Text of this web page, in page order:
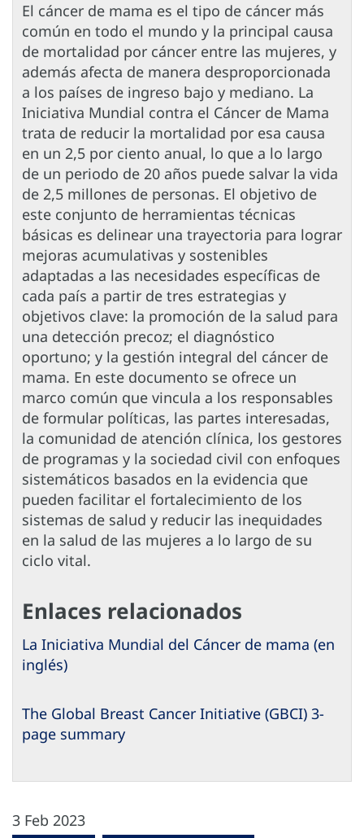
El cáncer de mama es el tipo de cáncer más
común en todo el mundo y la principal causa
de mortalidad por cáncer entre las mujeres, y
además afecta de manera desproporcionada
a los países de ingreso bajo y mediano. La
Iniciativa Mundial contra el Cáncer de Mama
trata de reducir la mortalidad por esa causa
en un 2,5 por ciento anual, lo que a lo largo
de un periodo de 20 años puede salvar la vida
de 2,5 millones de personas. El objetivo de
este conjunto de herramientas técnicas
básicas es delinear una trayectoria para lograr
mejoras acumulativas y sostenibles
adaptadas a las necesidades específicas de
cada país a partir de tres estrategias y
objetivos clave: la promoción de la salud para
una detección precoz; el diagnóstico
oportuno; y la gestión integral del cáncer de
mama. En este documento se ofrece un
marco común que vincula a los responsables
de formular políticas, las partes interesadas,
la comunidad de atención clínica, los gestores
de programas y la sociedad civil con enfoques
sistemáticos basados en la evidencia que
pueden facilitar el fortalecimiento de los
sistemas de salud y reducir las inequidades
en la salud de las mujeres a lo largo de su
ciclo vital.
Enlaces relacionados
La Iniciativa Mundial del Cáncer de mama (en
inglés)
The Global Breast Cancer Initiative (GBCI) 3-
page summary
3 Feb 2023